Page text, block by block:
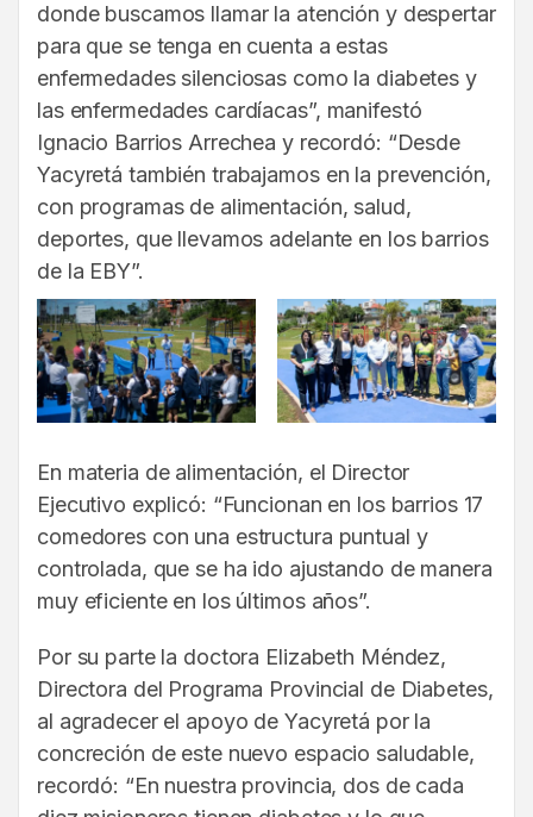
donde buscamos llamar la atención y despertar
para que se tenga en cuenta a estas
enfermedades silenciosas como la diabetes y
las enfermedades cardíacas”, manifestó
Ignacio Barrios Arrechea y recordó: “Desde
Yacyretá también trabajamos en la prevención,
con programas de alimentación, salud,
deportes, que llevamos adelante en los barrios
de la EBY”.
En materia de alimentación, el Director
Ejecutivo explicó: “Funcionan en los barrios 17
comedores con una estructura puntual y
controlada, que se ha ido ajustando de manera
muy eficiente en los últimos años”.
Por su parte la doctora Elizabeth Méndez,
Directora del Programa Provincial de Diabetes,
al agradecer el apoyo de Yacyretá por la
concreción de este nuevo espacio saludable,
recordó: “En nuestra provincia, dos de cada